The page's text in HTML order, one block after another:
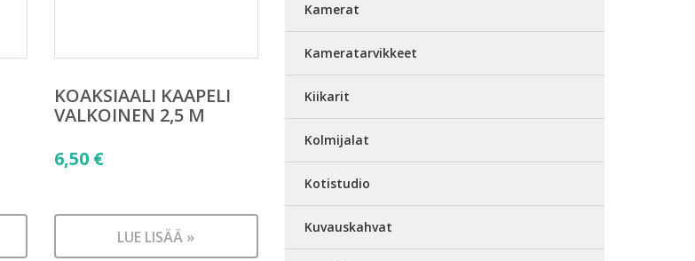
KOAKSIAALI KAAPELI
VALKOINEN 2,5 M
6,50 €
LUE LISÄÄ »
Kamerat
Kameratarvikkeet
Kiikarit
Kolmijalat
Kotistudio
Kuvauskahvat